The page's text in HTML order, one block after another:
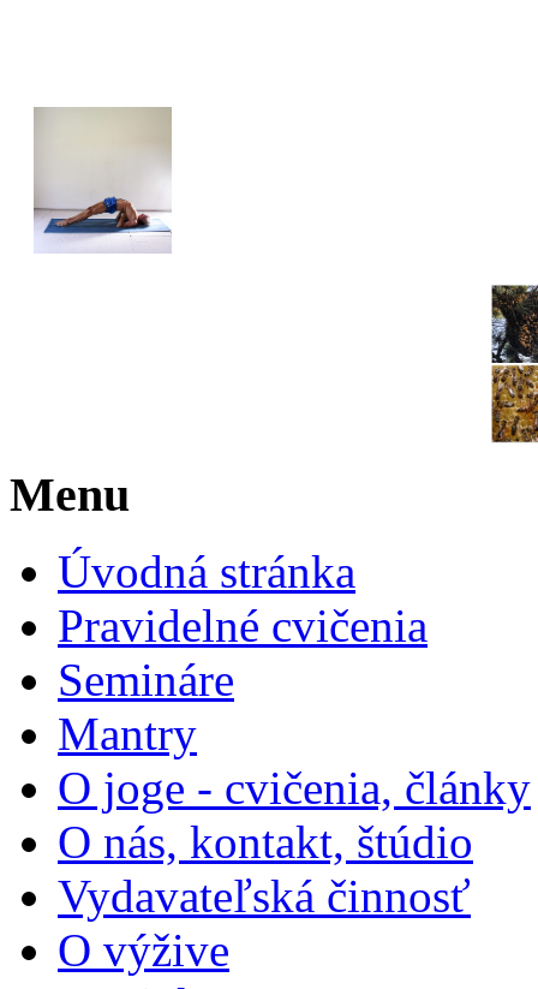
Menu
Úvodná stránka
Pravidelné cvičenia
Semináre
Mantry
O joge - cvičenia, články
O nás, kontakt, štúdio
Vydavateľská činnosť
O výžive